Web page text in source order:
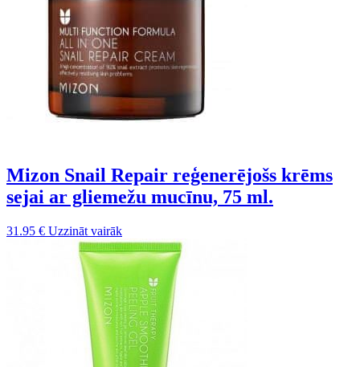
Mizon Snail Repair reģenerējošs krēms
sejai ar gliemežu mucīnu, 75 ml.
31.95 € Uzzināt vairāk